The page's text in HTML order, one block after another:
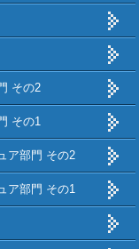
その2
その1
ア部門 その2
ア部門 その1